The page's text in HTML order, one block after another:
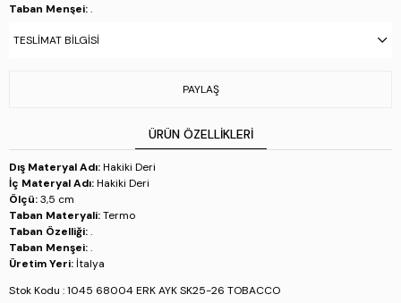
Taban Menşei:.
TESLIMAT BILGISI
PAYLAŞ
ÜRÜN ÖZELLIKLERI
Dış Materyal Adı:Hakiki Deri
İç Materyal Adı:Hakiki Deri
Ölçü:3,5 cm
Taban Materyali:Termo
Taban Özelliği:.
Taban Menşei:.
Üretim Yeri: İtalya
Stok Kodu : 1045 68004 ERK AYK SK25-26 TOBACCO